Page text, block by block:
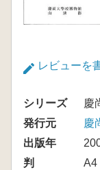
レビューを
シリーズ
慶
発行元
慶
出版年
判
A4